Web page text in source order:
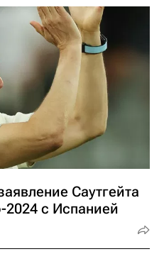
Саутгейта
с Испанией